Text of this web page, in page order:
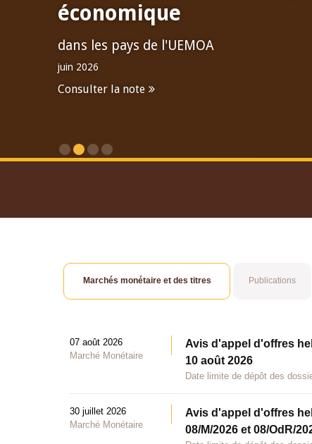
économique
dans les pays de l'UEMOA
juin 2026
Consulter la note
Marchés monétaire et des titres Publications
07 août 2026
Marché Monétaire
Avis d'appel d'offres
10 août 2026
Date limite de dépôt des
30 juillet 2026
Marché Monétaire
Avis d'appel d'offres
08/M/2026 et 08/OdR/